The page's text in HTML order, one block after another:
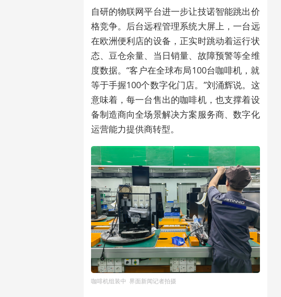
自研的物联网平台进一步让技诺智能跳出价
格竞争。后台远程管理系统大屏上，一台远
在欧洲便利店的设备，正实时跳动着运行状
态、豆仓余量、当日销量、故障预警等全维
度数据。“客户在全球布局100台咖啡机，就
等于手握100个数字化门店。”刘涌辉说。这
意味着，每一台售出的咖啡机，也支撑着设
备制造商向全场景解决方案服务商、数字化
运营能力提供商转型。
咖啡机组装中 ​界面新闻记者拍摄​ ​​